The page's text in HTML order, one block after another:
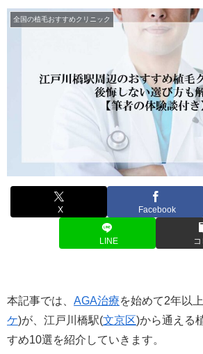
全国の植毛おすすめクリニック
X Facebook
LINE
本記事では、 AGA治療を始めて2年以
ケ)が、江戸川橋駅(文京区)から通える
すめ10選を紹介していきます。